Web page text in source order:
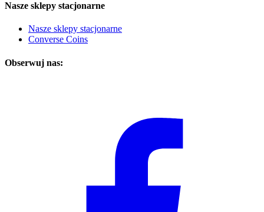
Nasze sklepy stacjonarne
Nasze sklepy stacjonarne
Converse Coins
Obserwuj nas: